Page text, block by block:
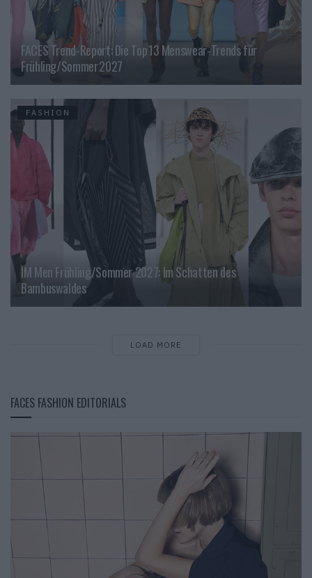
FACES Trend-Report: Die Top 13 Menswear-Trends für
Frühling/Sommer 2027
FASHION
IM Men Frühling/Sommer 2027: Im Schatten des
Bambuswaldes
LOAD MORE
FACES FASHION EDITORIALS